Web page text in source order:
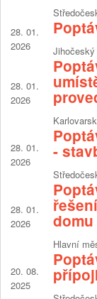
28. 01.
2026
Jihočeský
28. 01.
2026
28. 01.
2026
-
28. 01.
2026
domu
Hlavní
20. 08.
2025